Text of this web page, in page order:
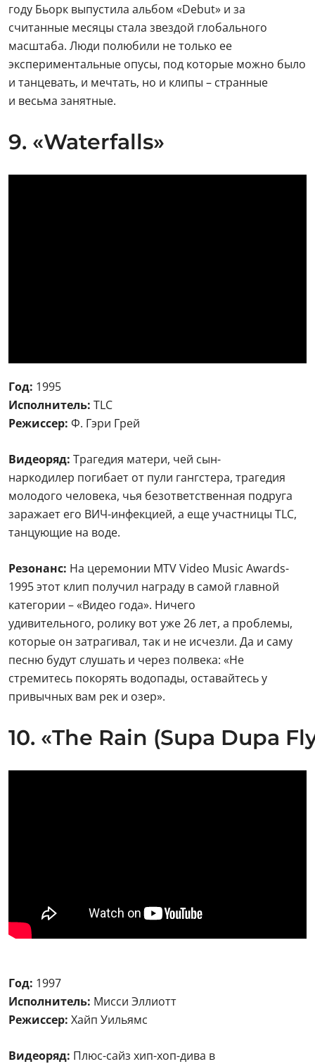
году Бьорк выпустила альбом «Debut» и за
считанные месяцы стала звездой глобального
масштаба. Люди полюбили не только ее
экспериментальные опусы, под которые можно было
и танцевать, и мечтать, но и клипы – странные
и весьма занятные.
9. «Waterfalls»
Год: 1995
Исполнитель: TLC
Режиссер: Ф. Гэри Грей
Видеоряд: Трагедия матери, чей сын-
наркодилер погибает от пули гангстера, трагедия
молодого человека, чья безответственная подруга
заражает его ВИЧ-инфекцией, а еще участницы TLC,
танцующие на воде.
Резонанс: На церемонии MTV Video Music Awards-
1995 этот клип получил награду в самой главной
категории – «Видео года». Ничего
удивительного, ролику вот уже 26 лет, а проблемы,
которые он затрагивал, так и не исчезли. Да и саму
песню будут слушать и через полвека: «Не
стремитесь покорять водопады, оставайтесь у
привычных вам рек и озер».
10. «The Rain (Supa Dupa
Год: 1997
Исполнитель: Мисси Эллиотт
Режиссер: Хайп Уильямс
Видеоряд: Плюс-сайз хип-хоп-дива в